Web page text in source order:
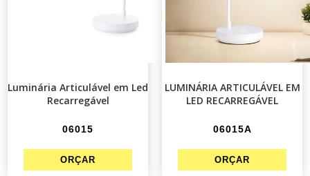
Luminária Articulável em Led
Recarregável
06015
LUMINÁRIA ARTICULÁVEL EM
LED RECARREGÁVEL
06015A